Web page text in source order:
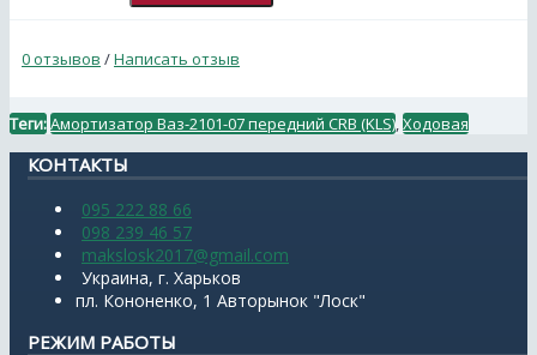
0 отзывов /Написать отзыв
Теги:Амортизатор Ваз-2101-07 передний CRB (KLS) Ходовая
КОНТАКТЫ
095 222 88 66
098 239 46 57
makslosk2017@gmail.com
Украина, г. Харьков
пл. Кононенко, 1 Авторынок "Лоск"
РЕЖИМ РАБОТЫ